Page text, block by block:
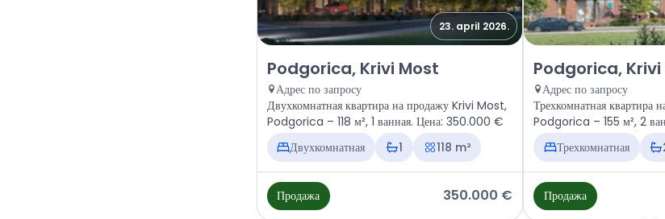
23. april 2026.
Продажа - Квартира Podgorica, Krivi Most
Podgorica, Krivi Most
Адрес по запросу
Двухкомнатная квартира на продажу Krivi Most,
Podgorica – 118 м², 1 ванная. Цена: 350.000 €
Двухкомнатная
1 118 m²
Продажа 350.000 €
Продажа - Квартира
Podgorica,
Адрес по запросу
Трехкомнатная квартира
Podgorica – 155 м², 2
€
Трехкомнатная
Продажа